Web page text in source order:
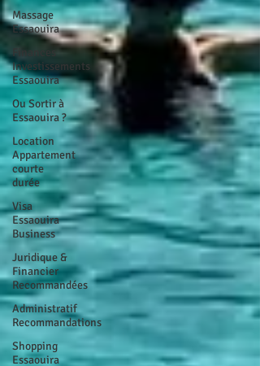
Massage
Essaouira
Finances
Investissements
Essaouira
Ou Sortir à
Essaouira ?
Location
Appartement
courte
durée
Visa
Essaouira
Business
Juridique &
Financier
Recommandées
Administratif
Recommandations
Shopping
Essaouira